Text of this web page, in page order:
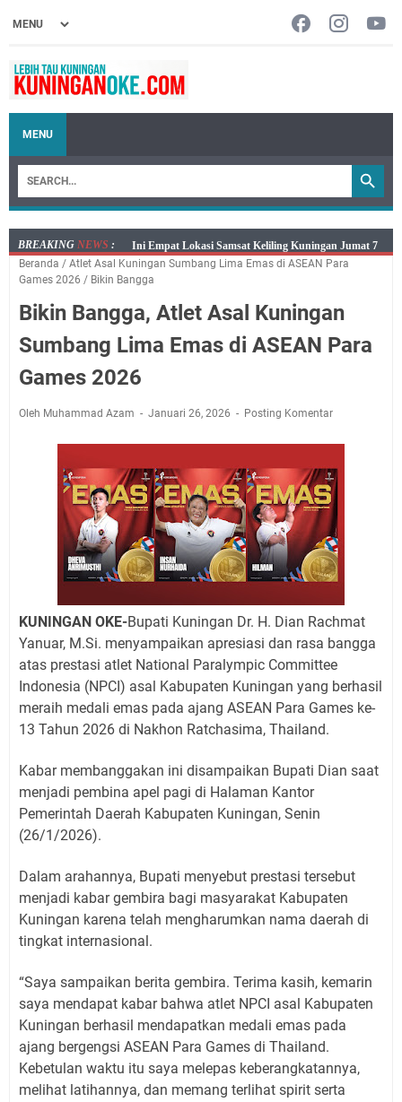
MENU
BREAKING NEWS :
Jumat 7 Agustus 2026 Mobil SIM Keliling Ada di
Kecamatan Sindangagung
Dicabut Dari Hidupmu, Kamu Akan Tetap Berjalan
Kelaparan Meskipun Memiliki Sekarung Penuh Uang
juga Tempat Beristirahat yang Paling Menenangkan, Ini
Sangat Seru
Warga Mulai Kesulitan Air Bersih Akibat Kekeringan,
Polres Kuningan dan PAM Tirta Kamuning Salurakan
12 Ribu Liter
Uniku Jadi Tuan Rumah Pendampingan Penyusunan
Dokumen SPMI
Sudahkah Kita Merdeka Dari Hawa Nafsu?
Info Sembako di Pasar Kepuh Kuningan Kamis 6
Agustus 2026, Daging Naik, Telur Turun
Agenda Kegiatan Bupati Kuningan Jumat 7 Agustus
2026 Ada Tiga, Tapi yang Bakal Dihadiri Hanya Satu
Ini Empat Lokasi Samsat Keliling Kuningan Jumat 7
Agustus 2026
Beranda / Atlet Asal Kuningan Sumbang Lima Emas di ASEAN Para
Games 2026 / Bikin Bangga
Bikin Bangga, Atlet Asal Kuningan
Sumbang Lima Emas di ASEAN Para
Games 2026
Oleh Muhammad Azam Januari 26, 2026 Posting Komentar
KUNINGAN OKE-Bupati Kuningan Dr. H. Dian Rachmat
Yanuar, M.Si. menyampaikan apresiasi dan rasa bangga
atas prestasi atlet National Paralympic Committee
Indonesia (NPCI) asal Kabupaten Kuningan yang berhasil
meraih medali emas pada ajang ASEAN Para Games ke-
13 Tahun 2026 di Nakhon Ratchasima, Thailand.
Kabar membanggakan ini disampaikan Bupati Dian saat
menjadi pembina apel pagi di Halaman Kantor
Pemerintah Daerah Kabupaten Kuningan, Senin
(26/1/2026).
Dalam arahannya, Bupati menyebut prestasi tersebut
menjadi kabar gembira bagi masyarakat Kabupaten
Kuningan karena telah mengharumkan nama daerah di
tingkat internasional.
“Saya sampaikan berita gembira. Terima kasih, kemarin
saya mendapat kabar bahwa atlet NPCI asal Kabupaten
Kuningan berhasil mendapatkan medali emas pada
ajang bergengsi ASEAN Para Games di Thailand.
Kebetulan waktu itu saya melepas keberangkatannya,
melihat latihannya, dan memang terlihat spirit serta